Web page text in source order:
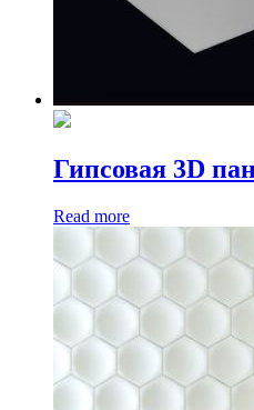
Гипсовая 3D
Read more